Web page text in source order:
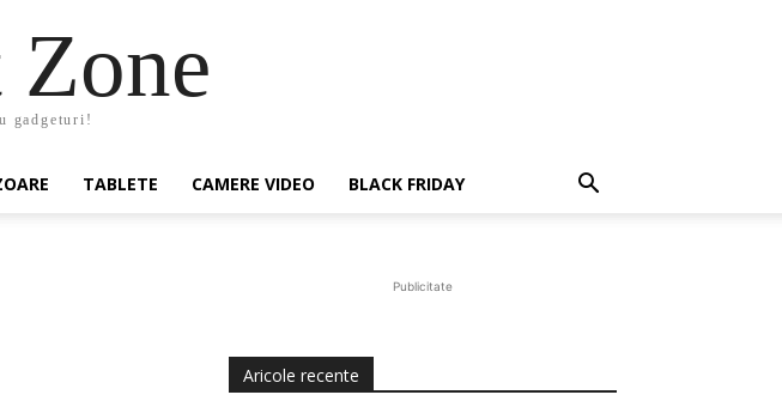
Zone
gadgeturi!
TABLETE CAMERE VIDEO BLACK FRIDAY
Publicitate
Aricole recente